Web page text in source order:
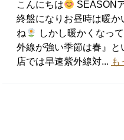
こんにちは
SEASON
終盤になりお昼時は暖か
ね
しかし暖かくなっ
外線が強い季節は春』と
店では早速紫外線対... も